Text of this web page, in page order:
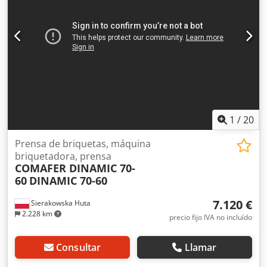
cambio de 4,2 EUR (Los precios pueden variar con
fluctuaciones significativas del tipo de cambio)
1 /20
Sierakowska Huta
2.228 km
Prensa de briquetas, máquina
briquetadora, prensa
COMAFER DINAMIC 70-
60 DINAMIC 70-60
7.120 €
precio fijo IVA no incluído
Consultar Llamar